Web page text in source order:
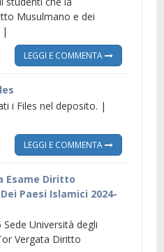
Musulmano e dei
|
LEGGI E COMMENTA
i Files nel deposito. |
LEGGI E COMMENTA
Esame Diritto
Paesi Islamici 2024-
Università degli
Vergata Diritto